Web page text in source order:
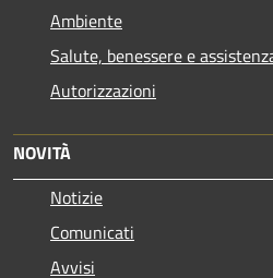
Ambiente
Salute, benessere e
Autorizzazioni
NOVITÀ
Notizie
Comunicati
Avvisi